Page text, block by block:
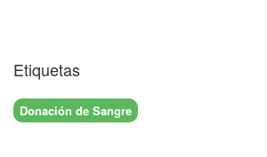
Etiquetas
Donación de Sangre